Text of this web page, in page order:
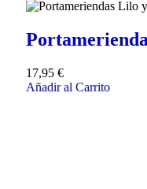
17,95 €
Añadir al Carrito